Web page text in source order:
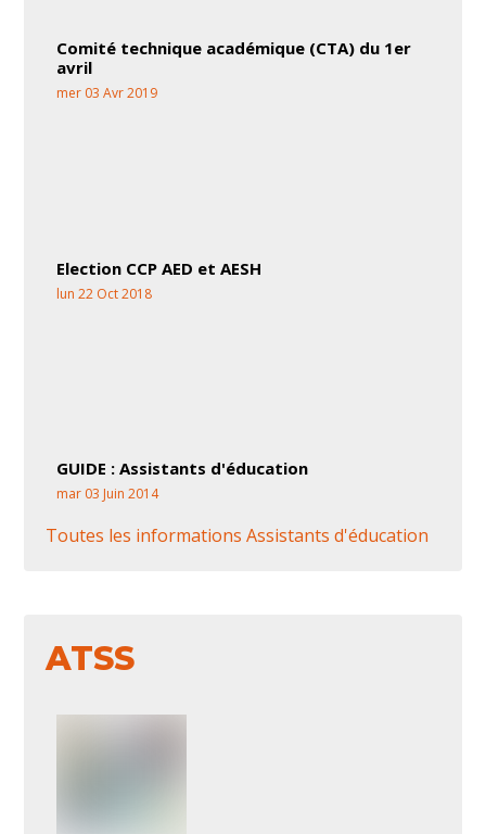
Comité technique académique (CTA) du 1er
avril
mer 03 Avr 2019
Election CCP AED et AESH
lun 22 Oct 2018
GUIDE : Assistants d'éducation
mar 03 Juin 2014
Toutes les informations Assistants d'éducation
ATSS